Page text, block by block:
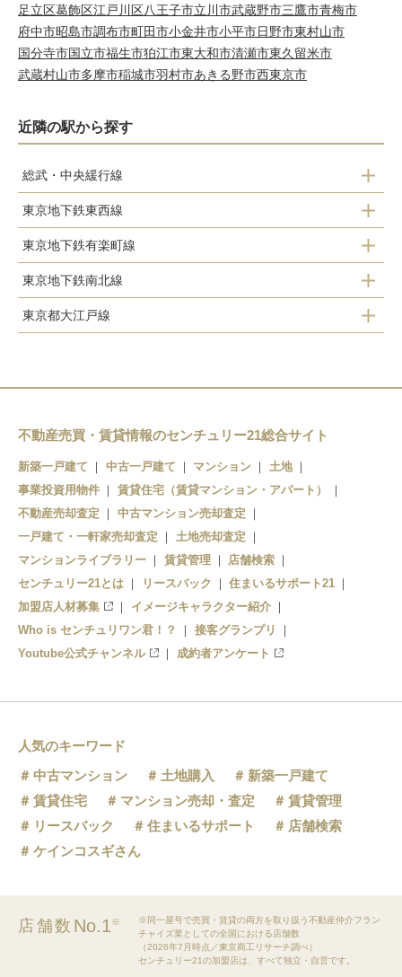
足立区葛飾区江戸川区八王子市立川市武蔵野市三鷹市青梅市
府中市昭島市調布市町田市小金井市小平市日野市東村山市
国分寺市国立市福生市狛江市東大和市清瀬市東久留米市
武蔵村山市多摩市稲城市羽村市あきる野市西東京市
近隣の駅から探す
総武・中央緩行線
秋葉原
御茶ノ水
水道橋
飯田橋
四ツ谷
信濃町
東京地下鉄東西線
高田馬場
早稲田
神楽坂
九段下
大手町
東京地下鉄有楽町線
東池袋
護国寺
飯田橋
麹町
永田町
東京地下鉄南北線
永田町
東大前
本駒込
東京都大江戸線
牛込柳町
牛込神楽坂
飯田橋
春日
本郷三丁目
上野御徒町
不動産売買・賃貸情報のセンチュリー21総合サイト
新築一戸建て 中古一戸建て マンション
土地
事業投資用物件
賃貸住宅（賃貸マンション・アパート）
不動産売却査定
中古マンション売却査定
一戸建て・一軒家売却査定
土地売却査定
マンションライブラリー
賃貸管理
店舗検索
センチュリー21とは
リースバック
住まいるサポート21
加盟店人材募集
イメージキャラクター紹介
Who is センチュリワン君！？
接客グランプリ
Youtube公式チャンネル
成約者アンケート
人気のキーワード
中古マンション
土地購入
新築一戸建て
賃貸住宅
マンション売却・査定
賃貸管理
リースバック
住まいるサポート
店舗検索
ケインコスギさん
店舗数 No.1※
※同一屋号で売買・賃貸の両方を取り扱う不動産仲介フラン
チャイズ業としての全国における店舗数
（2026年7月時点／東京商工リサーチ調べ）
センチュリー21の加盟店は、すべて独立・自営です。